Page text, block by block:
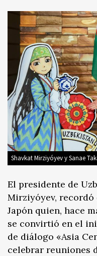
Shavkat Mirziyóyev y Sanae
El presidente de
Mirziyóyev, recordó
Japón quien, hace
se convirtió en el
de diálogo «Asia
celebrar reuniones